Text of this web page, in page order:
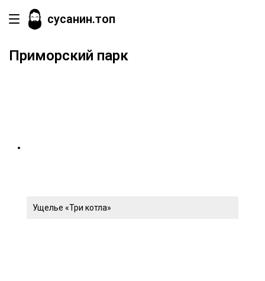
сусанин.топ
Приморский парк
Ущелье «Три котла»